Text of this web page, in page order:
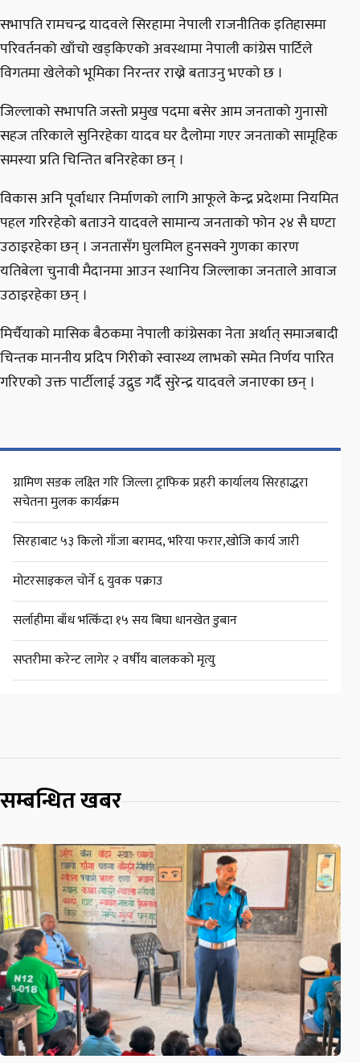
सभापति रामचन्द्र यादवले सिरहामा नेपाली राजनीतिक इतिहासमा
परिवर्तनको खाँचो खड्किएको अवस्थामा नेपाली कांग्रेस पार्टिले
विगतमा खेलेको भूमिका निरन्तर राख्ने बताउनु भएको छ ।
जिल्लाको सभापति जस्तो प्रमुख पदमा बसेर आम जनताको गुनासो
सहज तरिकाले सुनिरहेका यादव घर दैलोमा गएर जनताको सामूहिक
समस्या प्रति चिन्तित बनिरहेका छन् ।
विकास अनि पूर्वाधार निर्माणको लागि आफूले केन्द्र प्रदेशमा नियमित
पहल गरिरहेको बताउने यादवले सामान्य जनताको फोन २४ सै घण्टा
उठाइरहेका छन् । जनतासँग घुलमिल हुनसक्ने गुणका कारण
यतिबेला चुनावी मैदानमा आउन स्थानिय जिल्लाका जनताले आवाज
उठाइरहेका छन् ।
मिर्चैयाको मासिक बैठकमा नेपाली कांग्रेसका नेता अर्थात् समाजबादी
चिन्तक माननीय प्रदिप गिरीको स्वास्थ्य लाभको समेत निर्णय पारित
गरिएको उक्त पार्टीलाई उद्रुड गर्दै सुरेन्द्र यादवले जनाएका छन् ।
ग्रामिण सडक लक्ष्ति गरि जिल्ला ट्राफिक प्रहरी कार्यालय सिरहाद्धरा
सचेतना मुलक कार्यक्रम
सिरहाबाट ५३ किलो गाँजा बरामद, भरिया फरार,खोजि कार्य जारी
मोटरसाइकल चोर्ने ६ युवक पक्राउ
सर्लाहीमा बाँध भत्किँदा १५ सय बिघा धानखेत डुबान
सप्तरीमा करेन्ट लागेर २ वर्षीय बालकको मृत्यु
सम्बन्धित खबर